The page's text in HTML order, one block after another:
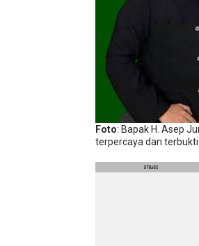
Foto: Bapak H. Asep
terpercaya dan terbukti